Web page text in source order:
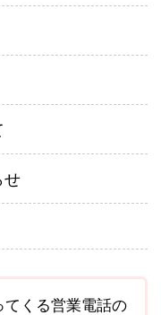
せ
くる営業電話の